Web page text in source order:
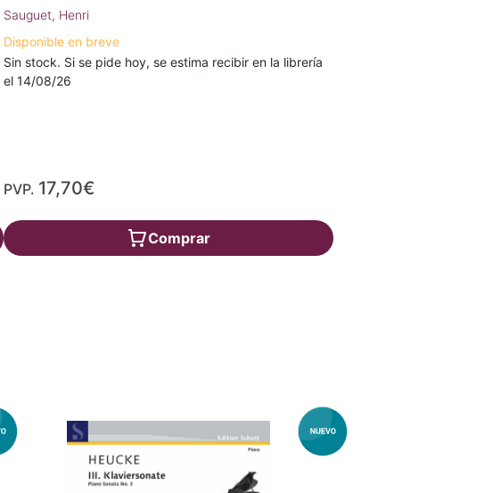
Sauguet, Henri
Disponible en breve
Sin stock. Si se pide hoy, se estima recibir en la librería
el 14/08/26
PVP. 17,70€
Comprar